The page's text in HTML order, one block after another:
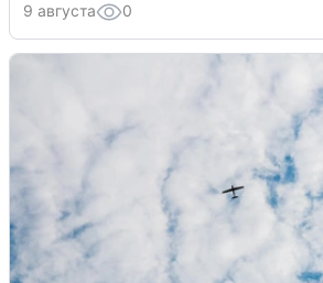
9 августа 0